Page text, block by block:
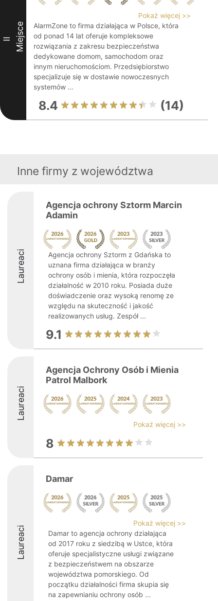
II Miejsce
Pokaż więcej >>
AlarmZone to firma działająca w Polsce, która
od ponad 14 lat oferuje kompleksowe
rozwiązania z zakresu bezpieczeństwa
dedykowane domom, samochodom oraz
innym nieruchomościom. Przedsiębiorstwo
specjalizuje się w dostawie nowoczesnych
systemów ...
8.4 (14)
Inne firmy z województwa
Laureaci
Agencja ochrony Sztorm Marcin
Adamin
Agencja ochrony Sztorm z Gdańska to
uznana firma działająca w branży
ochrony osób i mienia, która rozpoczęła
działalność w 2010 roku. Posiada duże
doświadczenie oraz wysoką renomę ze
względu na skuteczność i jakość
realizowanych usług. Zespół ...
9.1
Laureaci
Agencja Ochrony Osób i Mienia
Patrol Malbork
Pokaż więcej >>
8
Laureaci
Damar
Pokaż więcej >>
Damar to agencja ochrony działająca
od 2017 roku z siedzibą w Ustce, która
oferuje specjalistyczne usługi związane
z bezpieczeństwem na obszarze
województwa pomorskiego. Od
początku działalności firma skupia się
na zapewnianiu ochrony osób ...